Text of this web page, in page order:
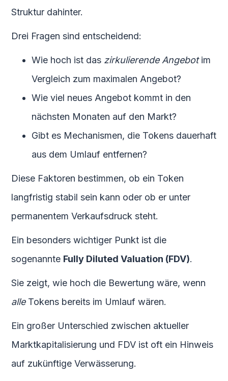
Struktur dahinter.
Drei Fragen sind entscheidend:
Wie hoch ist das zirkulierende Angebotim
Vergleich zum maximalen Angebot?
Wie viel neues Angebot kommt in den
nächsten Monaten auf den Markt?
Gibt es Mechanismen, die Tokens dauerhaft
aus dem Umlauf entfernen?
Diese Faktoren bestimmen, ob ein Token
langfristig stabil sein kann oder ob er unter
permanentem Verkaufsdruck steht.
Ein besonders wichtiger Punkt ist die
sogenannte Fully Diluted Valuation (FDV).
Sie zeigt, wie hoch die Bewertung wäre, wenn
alleTokens bereits im Umlauf wären.
Ein großer Unterschied zwischen aktueller
Marktkapitalisierung und FDV ist oft ein Hinweis
auf zukünftige Verwässerung.